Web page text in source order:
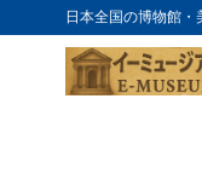
日本全国の博物館